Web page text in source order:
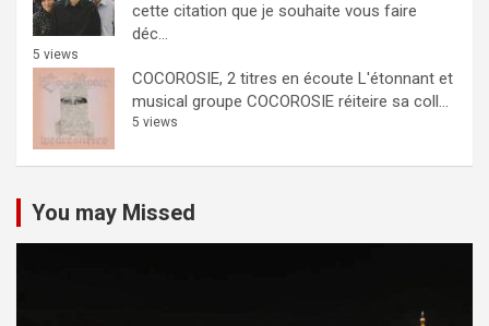
cette citation que je souhaite vous faire
déc...
5 views
COCOROSIE, 2 titres en écoute L'étonnant et
musical groupe COCOROSIE réiteire sa coll...
5 views
You may Missed